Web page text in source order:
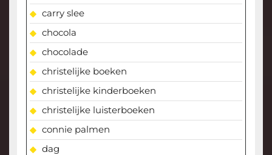
carry slee
chocola
chocolade
christelijke boeken
christelijke kinderboeken
christelijke luisterboeken
connie palmen
dag